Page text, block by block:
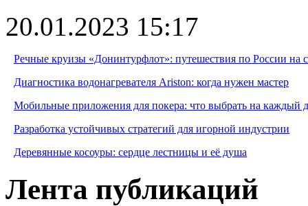
20.01.2023 15:17
Речные круизы «Донинтурфлот»: путешествия по России на
Диагностика водонагревателя Ariston: когда нужен мастер
Мобильные приложения для покера: что выбрать на каждый
Разработка устойчивых стратегий для игорной индустрии
Деревянные косоуры: сердце лестницы и её душа
Лента публикаций